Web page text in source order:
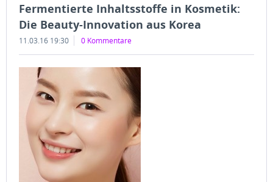
Fermentierte Inhaltsstoffe in Kosmetik:
Die Beauty-Innovation aus Korea
11.03.16 19:30 0 Kommentare